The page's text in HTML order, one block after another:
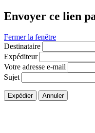
Envoyer ce lien
Fermer la fenêtre
Destinataire
Expéditeur
Votre adresse e-mail
Sujet
Expédier Annuler